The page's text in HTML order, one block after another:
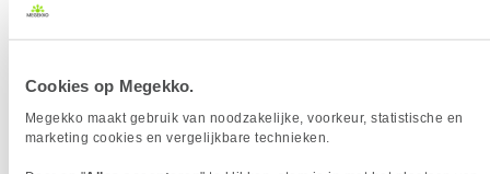
Cookies op Megekko.
Megekko maakt gebruik van noodzakelijke, voorkeur, statistische en
marketing cookies en vergelijkbare technieken.
pixel zelf licht geeft, kunnen OLED-schermen perfecte
zwartwaarden en een extreem hoog contrast leveren.
In combinatie met zeer snelle responstijden en hoge
refresh rates zorgt dit voor een indrukwekkende
beeldkwaliteit, zowel bij gaming als bij films en andere